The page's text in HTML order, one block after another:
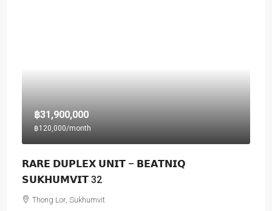
฿31,900,000
฿120,000/month
𝗥𝗔𝗥𝗘 𝗗𝗨𝗣𝗟𝗘𝗫 𝗨𝗡𝗜𝗧 – 𝗕𝗘𝗔𝗧𝗡𝗜𝗤
𝗦𝗨𝗞𝗛𝗨𝗠𝗩𝗜𝗧 32
Thong Lor, Sukhumvit